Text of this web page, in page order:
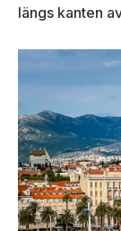
längs kanten